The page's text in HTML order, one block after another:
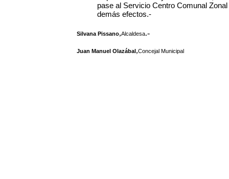
pase al Servicio Centro Comunal
demás efectos.-
Silvana Pissano,Alcaldesa.-
Juan Manuel Olazábal,Concejal Municipal